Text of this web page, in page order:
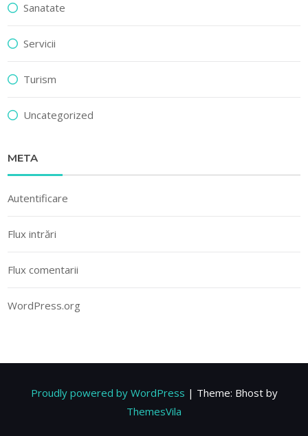
Sanatate
Servicii
Turism
Uncategorized
META
Autentificare
Flux intrări
Flux comentarii
WordPress.org
Proudly powered by WordPress | Theme: Bhost by
ThemesVila